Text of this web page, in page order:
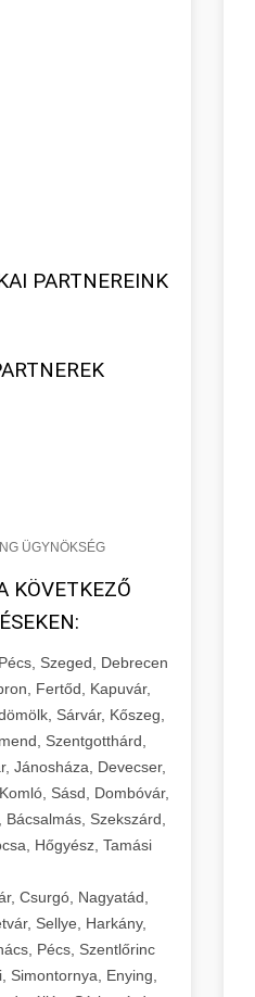
PARTNEREINK
ÜGYNÖKSÉG
KÖVETKEZŐ
Szeged, Debrecen
Fertőd, Kapuvár,
Sárvár, Kőszeg,
Szentgotthárd,
Jánosháza, Devecser,
Sásd, Dombóvár,
Szekszárd,
Hőgyész, Tamási
Csurgó, Nagyatád,
Sellye, Harkány,
Pécs, Szentlőrinc
Simontornya, Enying,